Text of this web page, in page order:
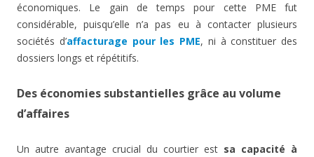
économiques. Le gain de temps pour cette PME fut
considérable, puisqu’elle n’a pas eu à contacter plusieurs
sociétés d’affacturage pour les PME, ni à constituer des
dossiers longs et répétitifs.
Des économies substantielles grâce au volume
d’affaires
Un autre avantage crucial du courtier est sa capacité à